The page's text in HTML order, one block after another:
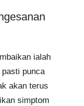
ialah
punca
akan terus
simptom